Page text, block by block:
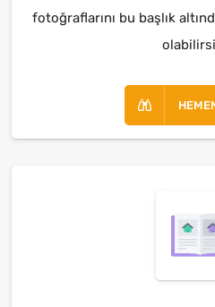
fotoğraflarını bu başlık